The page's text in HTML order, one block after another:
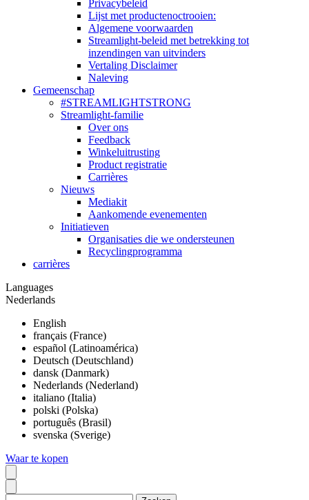
Privacybeleid
Lijst met productenoctrooien:
Algemene voorwaarden
Streamlight-beleid met betrekking tot
inzendingen van uitvinders
Vertaling Disclaimer
Naleving
Gemeenschap
#STREAMLIGHTSTRONG
Streamlight-familie
Over ons
Feedback
Winkeluitrusting
Product registratie
Carrières
Nieuws
Mediakit
Aankomende evenementen
Initiatieven
Organisaties die we ondersteunen
Recyclingprogramma
carrières
Languages
Nederlands
English
français (France)
español (Latinoamérica)
Deutsch (Deutschland)
dansk (Danmark)
Nederlands (Nederland)
italiano (Italia)
polski (Polska)
português (Brasil)
svenska (Sverige)
Waar te kopen